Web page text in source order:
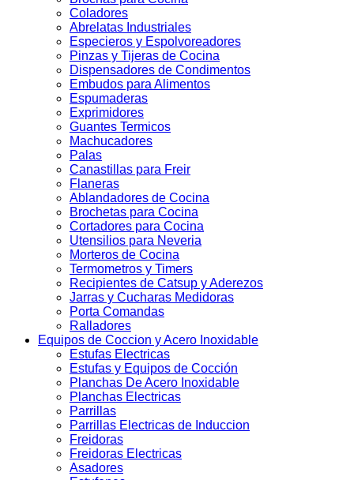
Coladores
Abrelatas Industriales
Especieros y Espolvoreadores
Pinzas y Tijeras de Cocina
Dispensadores de Condimentos
Embudos para Alimentos
Espumaderas
Exprimidores
Guantes Termicos
Machucadores
Palas
Canastillas para Freir
Flaneras
Ablandadores de Cocina
Brochetas para Cocina
Cortadores para Cocina
Utensilios para Neveria
Morteros de Cocina
Termometros y Timers
Recipientes de Catsup y Aderezos
Jarras y Cucharas Medidoras
Porta Comandas
Ralladores
Equipos de Coccion y Acero Inoxidable
Estufas Electricas
Estufas y Equipos de Cocción
Planchas De Acero Inoxidable
Planchas Electricas
Parrillas
Parrillas Electricas de Induccion
Freidoras
Freidoras Electricas
Asadores